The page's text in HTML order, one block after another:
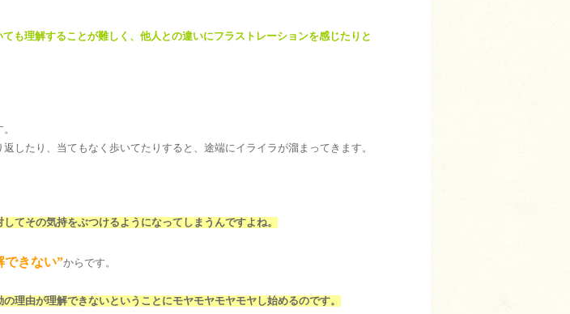
も理解することが難しく、他人との違いにフラストレーションを感じたりと
したり、当てもなく歩いてたりすると、途端にイライラが溜まってきます。
てその気持をぶつけるようになってしまうんですよね。
できない”からです。
理由が理解できないということにモヤモヤモヤモヤし始めるのです。